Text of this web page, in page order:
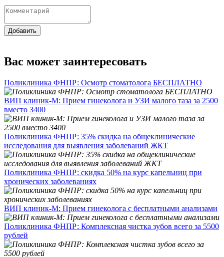
Добавить
Вас может заинтересовать
Поликлиника ФНПР: Осмотр стоматолога БЕСПЛАТНО
ВИП клиник-М: Прием гинеколога и УЗИ малого таза за 2500
вместо 3400
Поликлиника ФНПР: 35% скидка на общеклинические
исследования для выявления заболеваний ЖКТ
Поликлиника ФНПР: скидка 50% на курс капельниц при
хронических заболеваниях
ВИП клиник-М: Прием гинеколога с бесплатными анализами
Поликлиника ФНПР: Комплексная чистка зубов всего за 5500
рублей